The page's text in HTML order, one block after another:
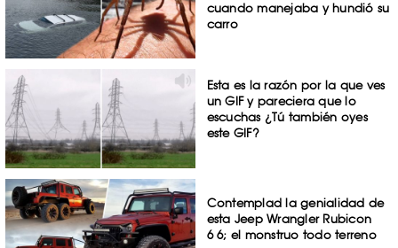
cuando manejaba y hundió su
carro
Esta es la razón por la que ves
un GIF y pareciera que lo
escuchas ¿Tú también oyes
este GIF?
Contemplad la genialidad de
esta Jeep Wrangler Rubicon
6×6; el monstruo todo terreno